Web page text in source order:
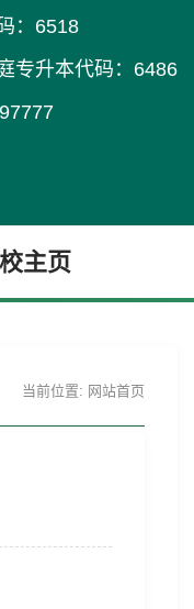
： 6518
专升本代码：6486
主页
当前位置: 网站首页